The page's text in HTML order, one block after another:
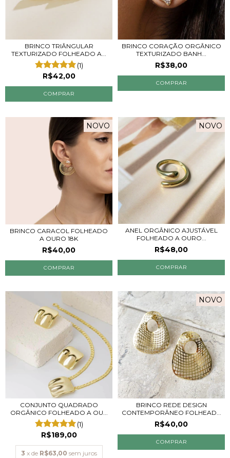
BRINCO TRIÂNGULAR
TEXTURIZADO FOLHEADO A...
(1)
R$42,00
BRINCO CORAÇÃO ORGÂNICO
TEXTURIZADO BANH...
R$38,00
NOVO
BRINCO CARACOL FOLHEADO
A OURO 18K
R$40,00
NOVO
ANEL ORGÂNICO AJUSTÁVEL
FOLHEADO A OURO...
R$48,00
COMPRAR
CONJUNTO QUADRADO
ORGÂNICO FOLHEADO A OU...
(1)
R$189,00
3 x de R$63,00 sem juros
NOVO
BRINCO REDE DESIGN
CONTEMPORÂNEO FOLHEAD...
R$40,00